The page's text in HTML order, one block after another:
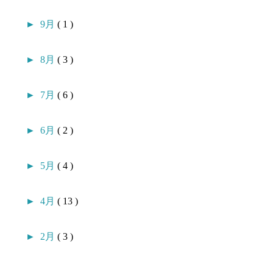
►9月( 1 )
►8月( 3 )
► 7月( 6 )
►6月( 2 )
► 5月( 4 )
►4月( 13 )
► 2月( 3 )